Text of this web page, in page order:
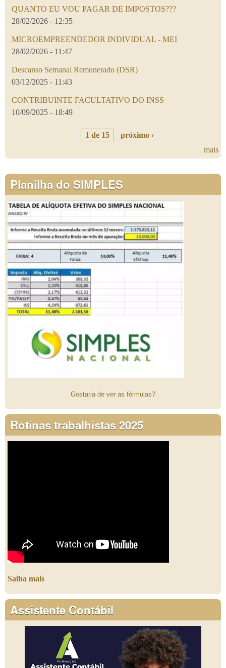
QUANTO EU VOU PAGAR DE IMPOSTOS???
28/02/2026 - 12:35
MICROEMPREENDEDOR INDIVIDUAL - MEI
28/02/2026 - 11:47
Descanso Semanal Remunerado (DSR)
03/12/2025 - 11:43
CONTRIBUINTE FACULTATIVO DO INSS
10/09/2025 - 18:49
1 de 15
próximo ›
mais
Planilha do SIMPLES
Gostaria de ver as fórmulas?
Rotinas trabalhistas 2025
Saiba mais
Assistente Contábil